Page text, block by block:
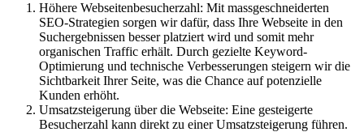
Höhere Webseitenbesucherzahl: Mit massgeschneiderten
SEO-Strategien sorgen wir dafür, dass Ihre Webseite in den
Suchergebnissen besser platziert wird und somit mehr
organischen Traffic erhält. Durch gezielte Keyword-
Optimierung und technische Verbesserungen steigern wir die
Sichtbarkeit Ihrer Seite, was die Chance auf potenzielle
Kunden erhöht.
Umsatzsteigerung über die Webseite: Eine gesteigerte
Besucherzahl kann direkt zu einer Umsatzsteigerung führen.